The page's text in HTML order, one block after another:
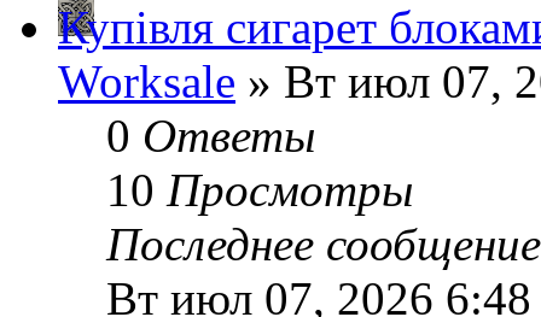
Купівля сигарет
Worksale » Вт июл 07,
0 Ответы
10 Просмотры
Последнее
Вт июл 07, 2026 6:48